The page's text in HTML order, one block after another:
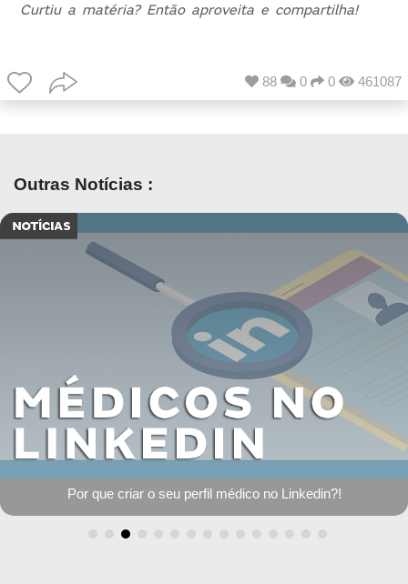
Curtiu a matéria? Então aproveita e compartilha!
88 0 0 461087
Outras Notícias :
Por que criar o seu perfil médico no Linkedin?!